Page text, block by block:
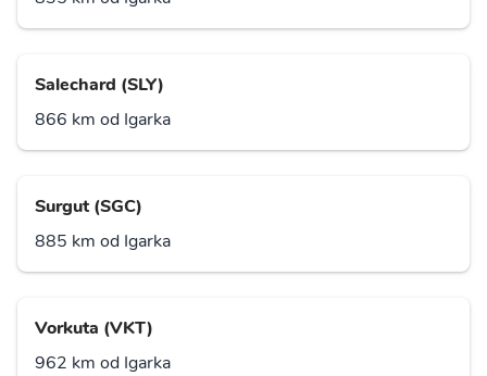
Salechard (SLY)
866 km od Igarka
Surgut (SGC)
885 km od Igarka
Vorkuta (VKT)
962 km od Igarka